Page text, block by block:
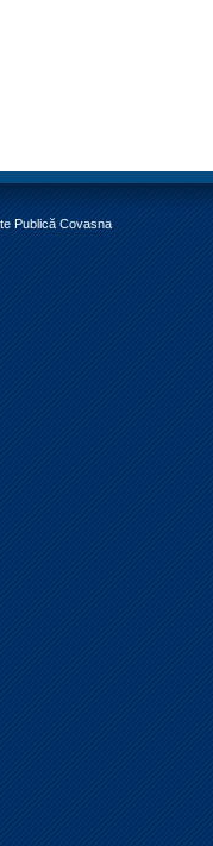
Publică Covasna